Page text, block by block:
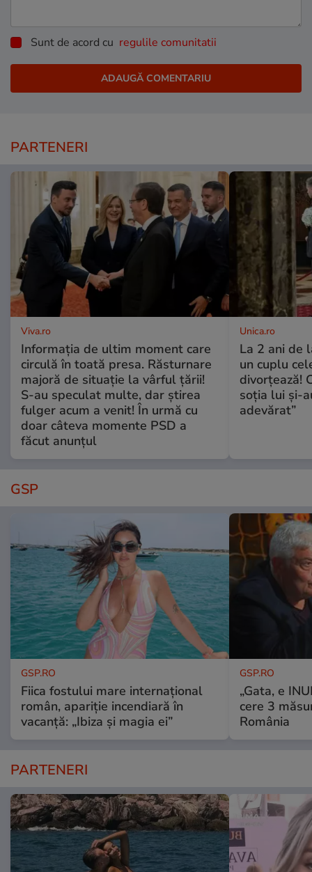
Sunt de acord cu regulile comunitatii
PARTENERI
Viva.ro
Informația de ultim moment care
circulă în toată presa. Răsturnare
majoră de situație la vârful țării!
S-au speculat multe, dar știrea
fulger acum a venit! În urmă cu
doar câteva momente PSD a
făcut anunțul
Unica.ro
La 2 ani de
un cuplu
divorțează!
soția lui și-
adevărat”
GSP
GSP.RO
Fiica fostului mare internațional
român, apariție incendiară în
vacanță: „Ibiza și magia ei”
GSP.RO
„Gata, e
cere 3
România
PARTENERI